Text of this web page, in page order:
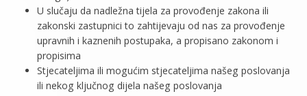
U slučaju da nadležna tijela za provođenje zakona ili
zakonski zastupnici to zahtijevaju od nas za provođenje
upravnih i kaznenih postupaka, a propisano zakonom i
propisima
Stjecateljima ili mogućim stjecateljima našeg poslovanja
ili nekog ključnog dijela našeg poslovanja